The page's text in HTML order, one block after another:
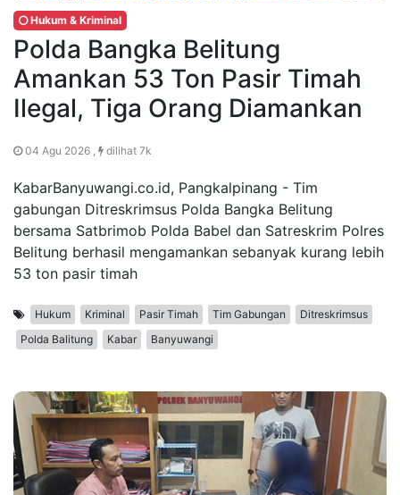
Hukum & Kriminal
Polda Bangka Belitung
Amankan 53 Ton Pasir Timah
Ilegal, Tiga Orang Diamankan
04 Agu 2026 , dilihat 7k
KabarBanyuwangi.co.id, Pangkalpinang - Tim
gabungan Ditreskrimsus Polda Bangka Belitung
bersama Satbrimob Polda Babel dan Satreskrim Polres
Belitung berhasil mengamankan sebanyak kurang lebih
53 ton pasir timah
Hukum Kriminal Pasir Timah Tim Gabungan
Ditreskrimsus
Polda Balitung
Kabar Banyuwangi